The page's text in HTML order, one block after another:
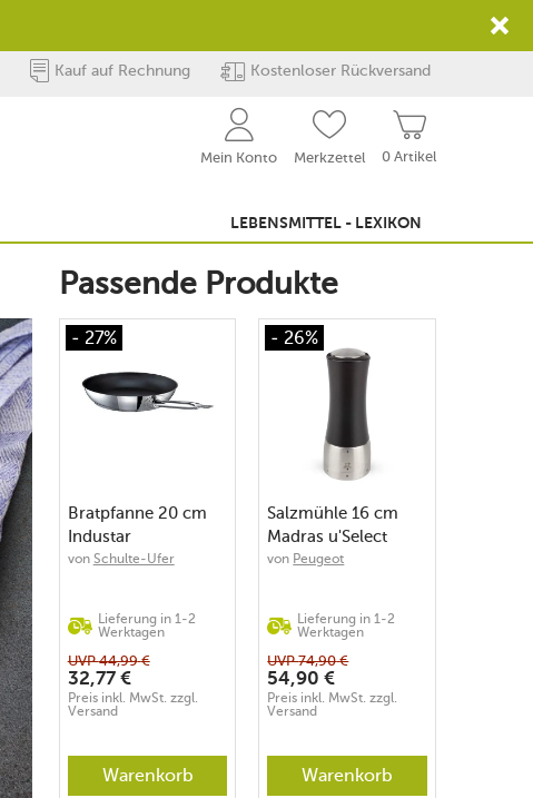
Kauf auf Rechnung Kostenloser Rückversand
0 Artikel
Mein Konto Merkzettel
LEBENSMITTEL - LEXIKON
Passende Produkte
- 27%
Bratpfanne 20 cm
Industar
von Schulte-Ufer
Lieferung in 1-2
Werktagen
UVP44,99 €
32,77 €
Preis inkl. MwSt. zzgl.
Versand
Warenkorb
- 26%
Salzmühle 16 cm
Madras u'Select
Edelst./schoko.
von Peugeot
Lieferung in 1-2
Werktagen
UVP74,90 €
54,90 €
Preis inkl. MwSt. zzgl.
Versand
Warenkorb